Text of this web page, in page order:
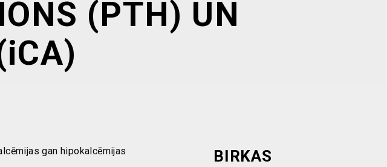
(PTH) UN
gan hipokalcēmijas
BIRKAS